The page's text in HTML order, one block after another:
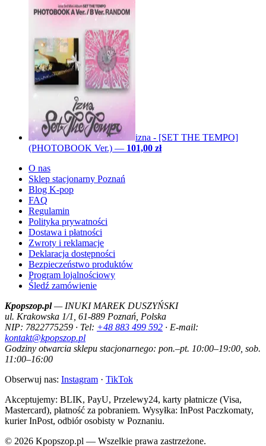
izna - [SET THE TEMPO]
(PHOTOBOOK Ver.) — 101,00 zł
O nas
Sklep stacjonarny Poznań
Blog K-pop
FAQ
Regulamin
Polityka prywatności
Dostawa i płatności
Zwroty i reklamacje
Deklaracja dostępności
Bezpieczeństwo produktów
Program lojalnościowy
Śledź zamówienie
Kpopszop.pl— INUKI MAREK DUSZYŃSKI
ul. Krakowska 1/1, 61-889 Poznań, Polska
NIP: 7822775259 · Tel: +48 883 499 592 · E-mail:
kontakt@kpopszop.pl
Godziny otwarcia sklepu stacjonarnego: pon.–pt. 10:00–19:00, sob.
11:00–16:00
Obserwuj nas: Instagram · TikTok
Akceptujemy: BLIK, PayU, Przelewy24, karty płatnicze (Visa,
Mastercard), płatność za pobraniem. Wysyłka: InPost Paczkomaty,
kurier InPost, odbiór osobisty w Poznaniu.
© 2026 Kpopszop.pl — Wszelkie prawa zastrzeżone.